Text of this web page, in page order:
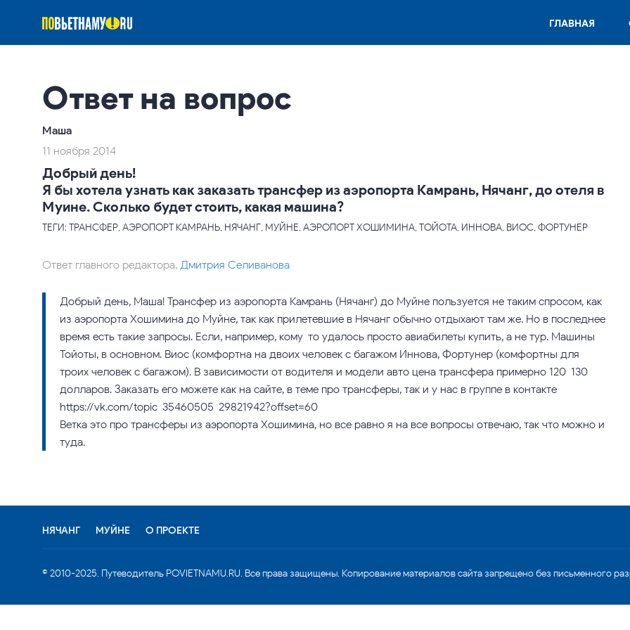
ГЛАВНАЯ
Ответ на вопрос
Маша
11 ноября 2014
Добрый день!
Я бы хотела узнать как заказать трансфер из аэропорта Камрань, Нячанг, до отеля в
Муине. Сколько будет стоить, какая машина?
ТЕГИ: ТРАНСФЕР, АЭРОПОРТ КАМРАНЬ, НЯЧАНГ, МУЙНЕ, АЭРОПОРТ ХОШИМИНА, ТОЙОТА, ИННОВА, ВИОС, ФОРТУНЕР
Ответ главного редактора, Дмитрия Селиванова
Добрый день, Маша! Трансфер из аэропорта Камрань (Нячанг) до Муйне пользуется не таким спросом, как
из аэропорта Хошимина до Муйне, так как прилетевшие в Нячанг обычно отдыхают там же. Но в последнее
время есть такие запросы. Если, например, кому-то удалось просто авиабилеты купить, а не тур. Машины –
Тойоты, в основном. Виос (комфортна на двоих человек с багажом Иннова, Фортунер (комфортны для
троих человек с багажом). В зависимости от водителя и модели авто цена трансфера примерно 120-130
долларов. Заказать его можете как на сайте, в теме про трансферы, так и у нас в группе в контакте
https://vk.com/topic-35460505_29821942?offset=60
Ветка это про трансферы из аэропорта Хошимина, но все равно я на все вопросы отвечаю, так что можно и
туда.
НЯЧАНГ МУЙНЕ О ПРОЕКТЕ
© 2010-2025. Путеводитель POVIETNAMU.RU. Все права защищены. Копирование материалов сайта запрещено без письменного